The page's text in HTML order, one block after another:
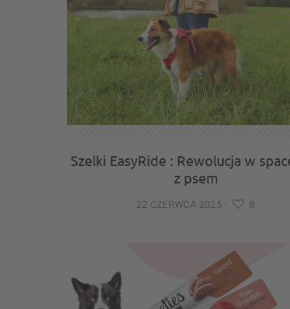
Szelki EasyRide : Rewolucja w
z psem
22 CZERWCA 2025- 8